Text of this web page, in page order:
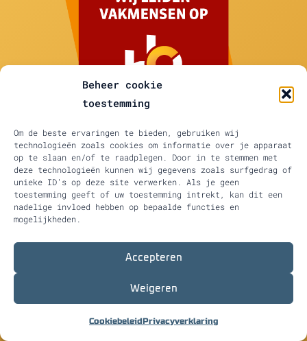
Beheer cookie
toestemming
Om de beste ervaringen te bieden, gebruiken wij
technologieën zoals cookies om informatie over je apparaat
op te slaan en/of te raadplegen. Door in te stemmen met
deze technologieën kunnen wij gegevens zoals surfgedrag of
unieke ID's op deze site verwerken. Als je geen
toestemming geeft of uw toestemming intrekt, kan dit een
nadelige invloed hebben op bepaalde functies en
mogelijkheden.
Accepteren
Weigeren
CookiebeleidPrivacyverklaring
Prinses Margrietstraat 19 D, 4241 BA Arkel
06 444 76 857 info@L2Maatvoering.com
MaatvoeringPrivacyverklaring
Sitemap